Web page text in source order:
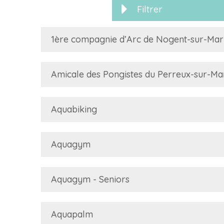
Filtrer
1ère compagnie d’Arc de Nogent-sur-
Amicale des Pongistes du Perreux-sur-
Aquabiking
Aquagym
Aquagym - Seniors
Aquapalm